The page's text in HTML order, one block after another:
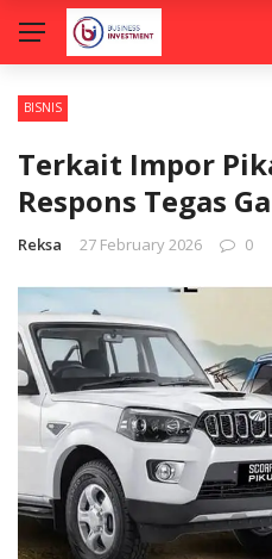
BISNIS
Terkait Impor
Respons Tegas
Reksa 27 February 2026 0